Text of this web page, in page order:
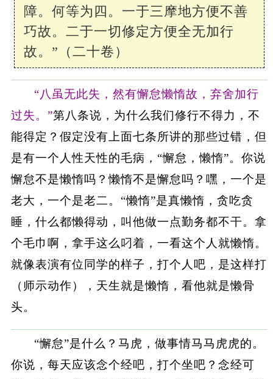
障。何等为四。一于三摩地方便不善
巧故。二于一切修定方便全无加行
故。”（二十卷）
“八虽无此失，然有懈怠懒惰故，弃舍加行
过失。”第八条说，为什么我们修行不得力，不
能得定？假定没有上面七条所讲的那些过错，但
是有一个人性天性的毛病，“懈怠，懒惰”。你说
懈怠不是懒惰吗？懒惰不是懈怠吗？嘿，一个是
老大，一个是老二。“懒惰”是真懒惰，贪吃贪
睡，什么都懒得动，叫他做一点勤务都不干。拿
个毛巾啊，拿手这么叼着，一看这个人就懒惰。
就像表演有位同学的样子，打个人吧，是这样打
（师示动作），天生就是懒惰，看他就是懒骨
头。
“懈怠”是什么？马虎，做事情马马虎虎的。
你说，每天应该念个经吧，打个坐吧？念经可